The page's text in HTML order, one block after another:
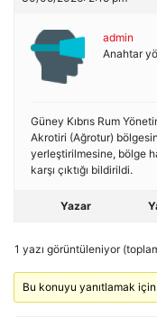
admin
Anahtar
Güney Kıbrıs Rum
Akrotiri (Ağrotur)
yerleştirilmesine, bölge
karşı çıktığı bildirildi.
Yazar
1 yazı görüntüleniyor
Bu konuyu yanıtlamak için